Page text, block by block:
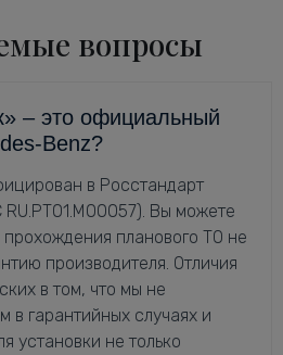
вопросы
– это официальный
Benz?
в Росстандарт
Вы можете
прохождения планового ТО не
производителя. Отличия
в том, что мы не
в гарантийных случаях и
установки не только